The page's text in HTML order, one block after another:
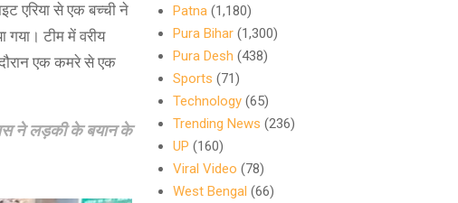
एरिया से एक बच्ची ने
गया। टीम में वरीय
दौरान एक कमरे से एक
ने लड़की के बयान के
Patna(1,180)
Pura Bihar(1,300)
Pura Desh (438)
Sports (71)
Technology(65)
Trending News (236)
UP (160)
Viral Video (78)
West Bengal (66)